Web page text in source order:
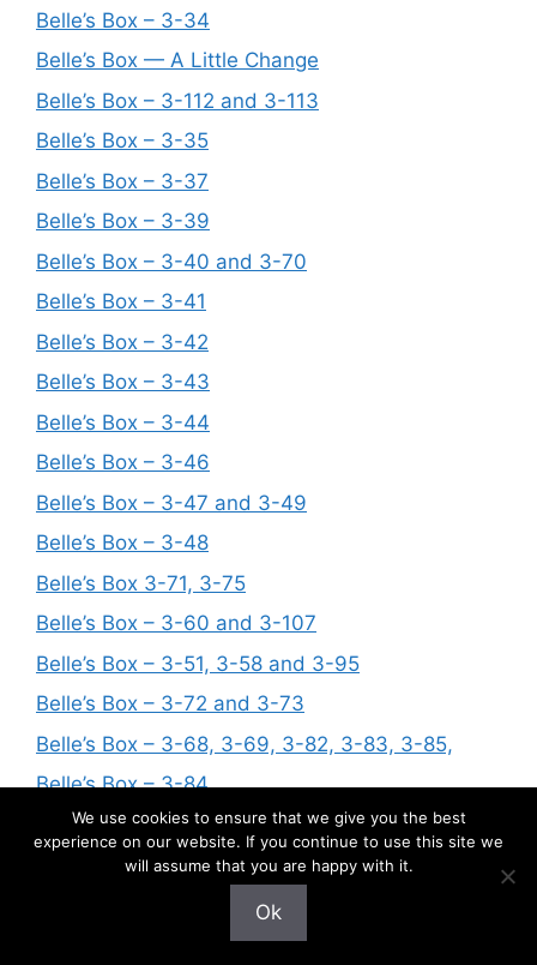
Belle’s Box – 3-34
Belle’s Box — A Little Change
Belle’s Box – 3-112 and 3-113
Belle’s Box – 3-35
Belle’s Box – 3-37
Belle’s Box – 3-39
Belle’s Box – 3-40 and 3-70
Belle’s Box – 3-41
Belle’s Box – 3-42
Belle’s Box – 3-43
Belle’s Box – 3-44
Belle’s Box – 3-46
Belle’s Box – 3-47 and 3-49
Belle’s Box – 3-48
Belle’s Box 3-71, 3-75
Belle’s Box – 3-60 and 3-107
Belle’s Box – 3-51, 3-58 and 3-95
Belle’s Box – 3-72 and 3-73
Belle’s Box – 3-68, 3-69, 3-82, 3-83, 3-85,
Belle’s Box – 3-84
Belle’s Box – 3-116
Belle’s Box – 3-92
Belle’s Box – 3-97, 3-99, 3-100
We use cookies to ensure that we give you the best
experience on our website. If you continue to use this site we
will assume that you are happy with it.
Ok